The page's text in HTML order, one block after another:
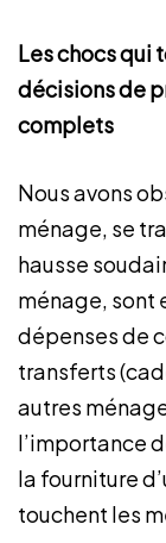
Les chocs qui
décisions de
complets
Nous avons
ménage, se
hausse
ménage, sont
dépenses de
transferts
autres
l’importance
la fourniture
touchent les